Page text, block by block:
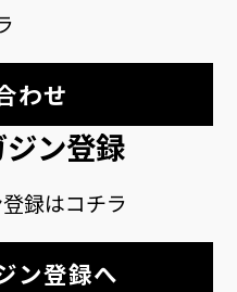
わせ
ン登録
録はコチラ
ン登録へ